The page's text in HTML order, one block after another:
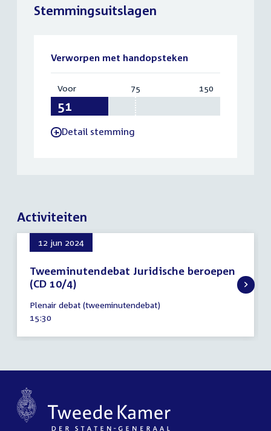
Stemmingsuitslagen
Verworpen met handopsteken
Voor:
75 150
-Detail stemming
Activiteiten
12 jun 2024
Tweeminutendebat Juridische beroepen
(CD 10/4)
juni
2024
Plenair debat (tweeminutendebat)
Tijd
15:30